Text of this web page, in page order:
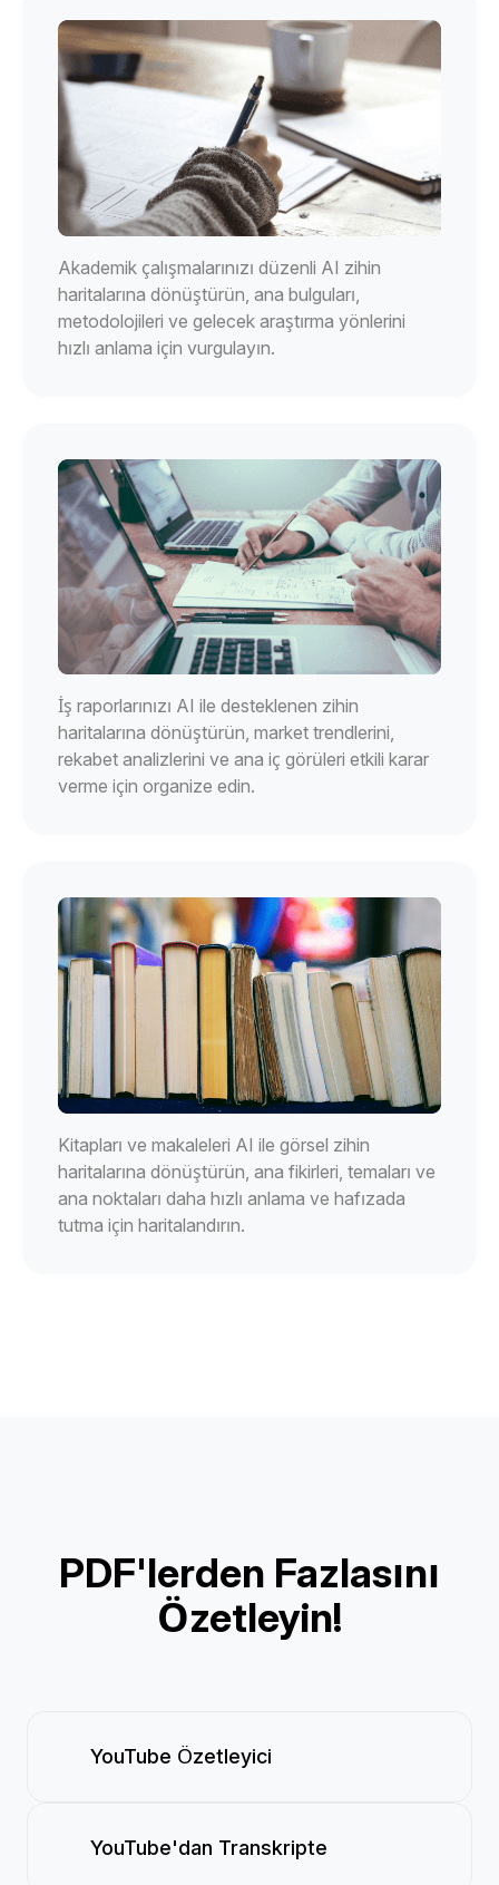
Akademik çalışmalarınızı düzenli AI zihin
haritalarına dönüştürün, ana bulguları,
metodolojileri ve gelecek araştırma yönlerini
hızlı anlama için vurgulayın.
İş raporlarınızı AI ile desteklenen zihin
haritalarına dönüştürün, market trendlerini,
rekabet analizlerini ve ana iç görüleri etkili karar
verme için organize edin.
Kitapları ve makaleleri AI ile görsel zihin
haritalarına dönüştürün, ana fikirleri, temaları ve
ana noktaları daha hızlı anlama ve hafızada
tutma için haritalandırın.
PDF'lerden Fazlasını
Özetleyin!
YouTube Özetleyici
YouTube'dan Transkripte